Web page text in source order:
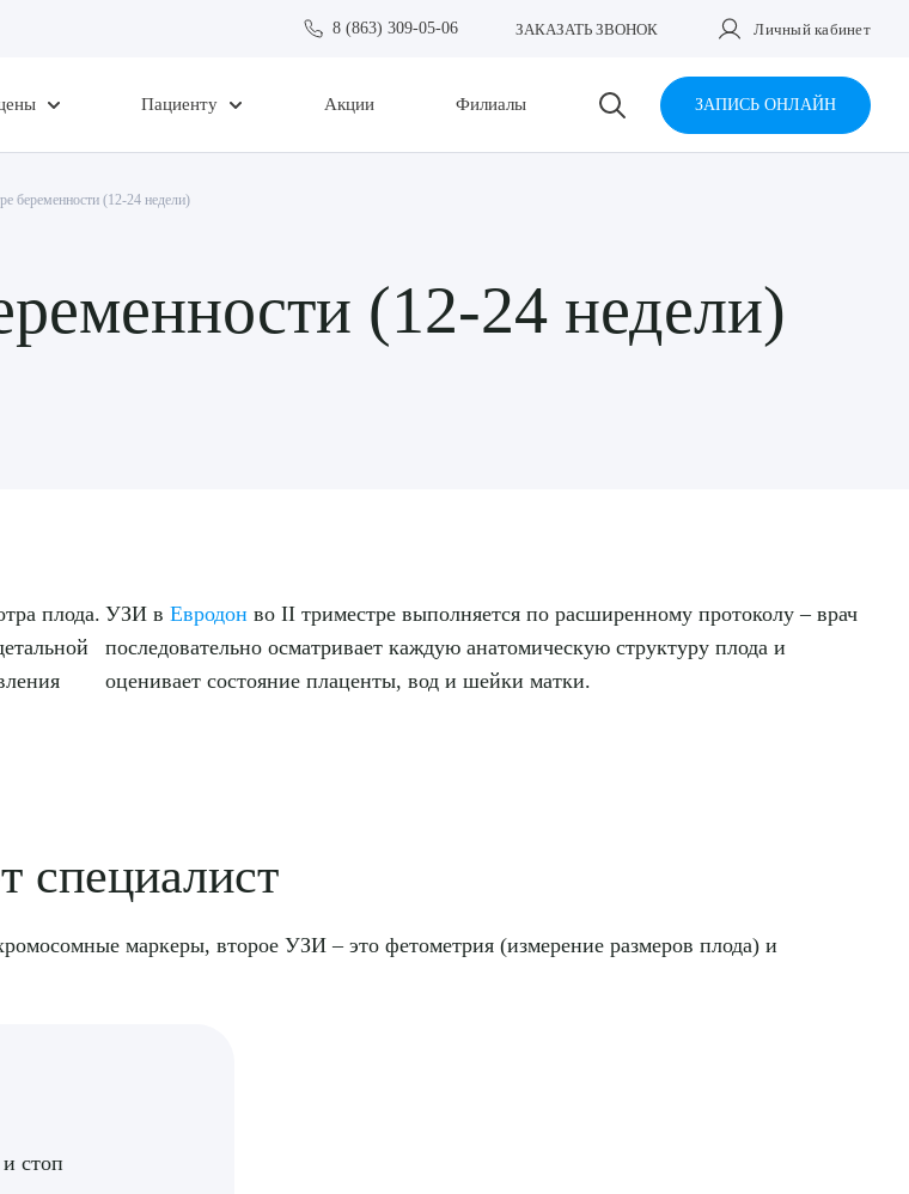
8 (863) 309-05-06 ЗАКАЗАТЬ ЗВОНОК Личный кабинет
Пациенту Акции Филиалы ЗАПИСЬ ОНЛАЙН
беременности (12-24 недели)
(12-24 недели)
плода. УЗИ в Евродон во II триместре выполняется по расширенному протоколу – врач
последовательно осматривает каждую анатомическую структуру плода и
оценивает состояние плаценты, вод и шейки матки.
специалист
маркеры, второе УЗИ – это фетометрия (измерение размеров плода) и
стоп